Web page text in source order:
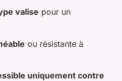
valise pour un
ou résistante à
uniquement contre